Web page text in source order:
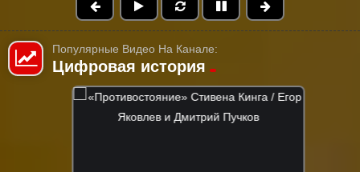
Популярные Видео На Канале:
Цифровая история